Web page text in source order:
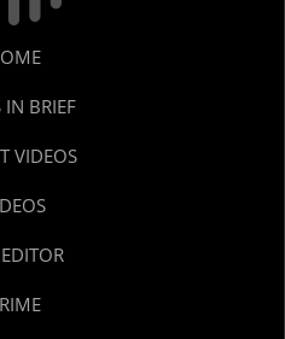
IN BRIEF
VIDEOS